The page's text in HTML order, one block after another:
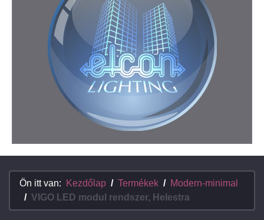
Ön itt van: Kezdőlap Termékek
Modern-minimal
VIGO LED modul rendszer, Helestra